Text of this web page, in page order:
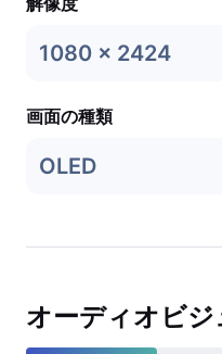
1080 x 2424
画面の種類
OLED
オーディオビ